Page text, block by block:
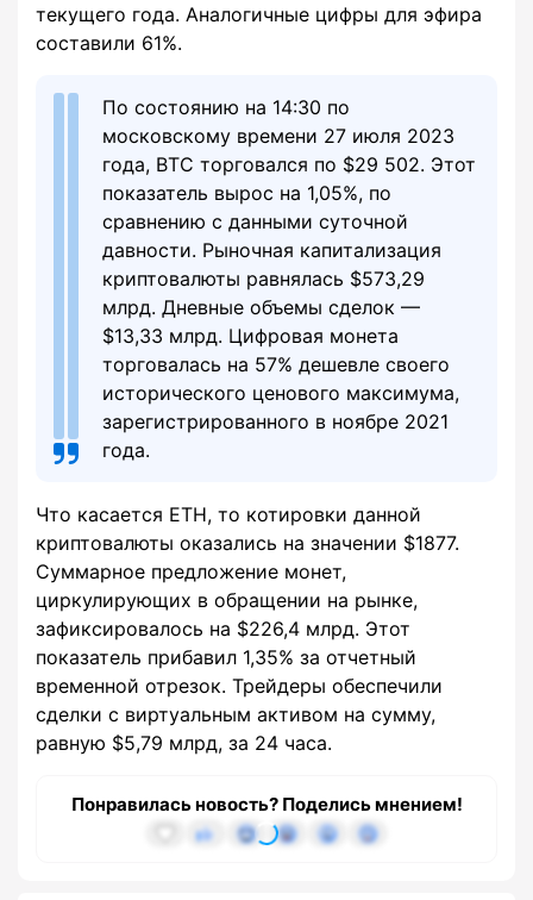
текущего года. Аналогичные цифры для эфира
составили 61%.
По состоянию на 14:30 по
московскому времени 27 июля 2023
года, BTC торговался по $29 502. Этот
показатель вырос на 1,05%, по
сравнению с данными суточной
давности. Рыночная капитализация
криптовалюты равнялась $573,29
млрд. Дневные объемы сделок —
$13,33 млрд. Цифровая монета
торговалась на 57% дешевле своего
исторического ценового максимума,
зарегистрированного в ноябре 2021
года.
Что касается ETH, то котировки данной
криптовалюты оказались на значении $1877.
Суммарное предложение монет,
циркулирующих в обращении на рынке,
зафиксировалось на $226,4 млрд. Этот
показатель прибавил 1,35% за отчетный
временной отрезок. Трейдеры обеспечили
сделки с виртуальным активом на сумму,
равную $5,79 млрд, за 24 часа.
Понравилась новость? Поделись мнением!